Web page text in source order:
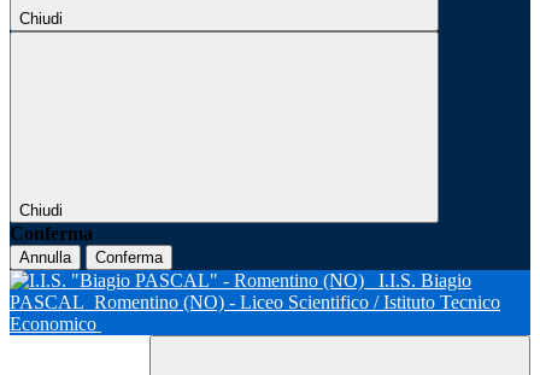
Chiudi
Chiudi
Conferma
Annulla Conferma
I.I.S. Biagio
PASCAL Romentino (NO) - Liceo Scientifico / Istituto Tecnico
Economico